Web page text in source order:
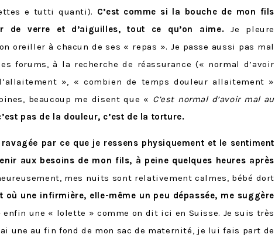
e tutti quanti). C’est comme si la bouche de mon fils
de verre et d’aiguilles, tout ce qu’on aime.Je pleure
oreiller à chacun de ses « repas ». Je passe aussi pas mal
forums, à la recherche de réassurance (« normal d’avoir
», « combien de temps douleur allaitement »
beaucoup me disent que « C’est normal d’avoir mal au
pas de la douleur, c’est de la torture.
par ce que je ressens physiquement et le sentiment
aux besoins de mon fils, à peine quelques heures après
mes nuits sont relativement calmes, bébé dort
où une infirmière, elle-même un peu dépassée, me suggère
enfin une « lolette » comme on dit ici en Suisse. Je suis très
une au fin fond de mon sac de maternité, je lui fais part de